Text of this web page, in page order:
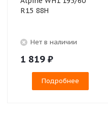
R15 88H
Нет в наличии
1 819 ₽
Подробнее